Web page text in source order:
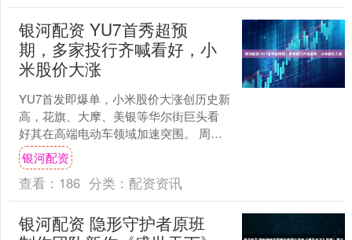
银河配资 YU7首秀超预
期，多家投行齐喊看好，小
米股价大涨
YU7首发即爆单，小米股价大涨创历史新
高，花旗、大摩、美银等华尔街巨头看
好其在高端电动车领域加速突围。 周
五，小米集团（01810.HK）股价一度大
涨8%，盘中....
银河配资
查看： 186 分类： 配资资讯
银河配资 隐形守护者原班